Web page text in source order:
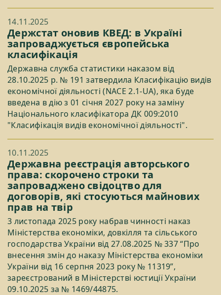
14.11.2025
Держстат оновив КВЕД: в Україні
запроваджується європейська
класифікація
Державна служба статистики наказом від
28.10.2025 р. № 191 затвердила Класифікацію видів
економічної діяльності (NACE 2.1-UA), яка буде
введена в дію з 01 січня 2027 року на заміну
Національного класифікатора ДК 009:2010
"Класифікація видів економічної діяльності".
10.11.2025
Державна реєстрація авторського
права: скорочено строки та
запроваджено свідоцтво для
договорів, які стосуються майнових
прав на твір
3 листопада 2025 року набрав чинності наказ
Міністерства економіки, довкілля та сільського
господарства України від 27.08.2025 № 337 “Про
внесення змін до наказу Міністерства економіки
України від 16 серпня 2023 року № 11319”,
зареєстрований в Міністерстві юстиції України
09.10.2025 за № 1469/44875.